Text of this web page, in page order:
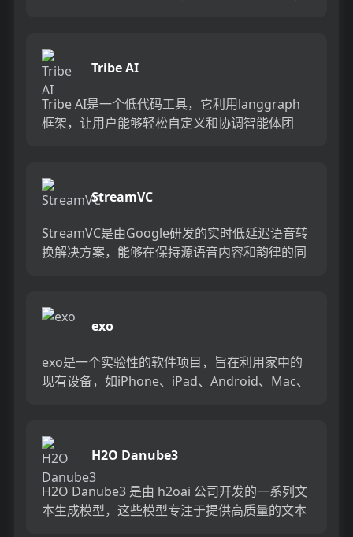
Tribe AI
Tribe AI是一个低代码工具，它利用langgraph
框架，让用户能够轻松自定义和协调智能体团
StreamVC
StreamVC是由Google研发的实时低延迟语音转
换解决方案，能够在保持源语音内容和韵律的同
exo
exo是一个实验性的软件项目，旨在利用家中的
现有设备，如iPhone、iPad、Android、Mac、
H2O Danube3
H2O Danube3 是由 h2oai 公司开发的一系列文
本生成模型，这些模型专注于提供高质量的文本